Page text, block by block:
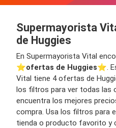
Supermayorista
de Huggies
En Supermayorista Vital
⭐️ofertas de Huggies⭐️.
Vital tiene 4 ofertas de
los filtros para ver todas las
encuentra los mejores
compra. Usa los filtros para
tienda o producto favorito y